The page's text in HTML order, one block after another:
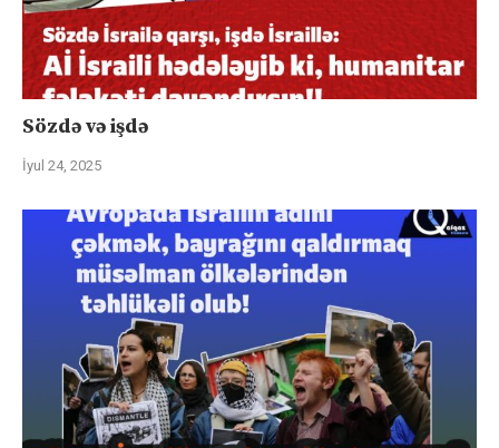
Sözdə və işdə
İyul 24, 2025